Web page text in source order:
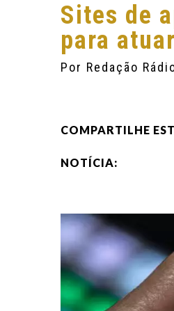
Sites de
para
Por Redação
COMPARTILHE
NOTÍCIA: